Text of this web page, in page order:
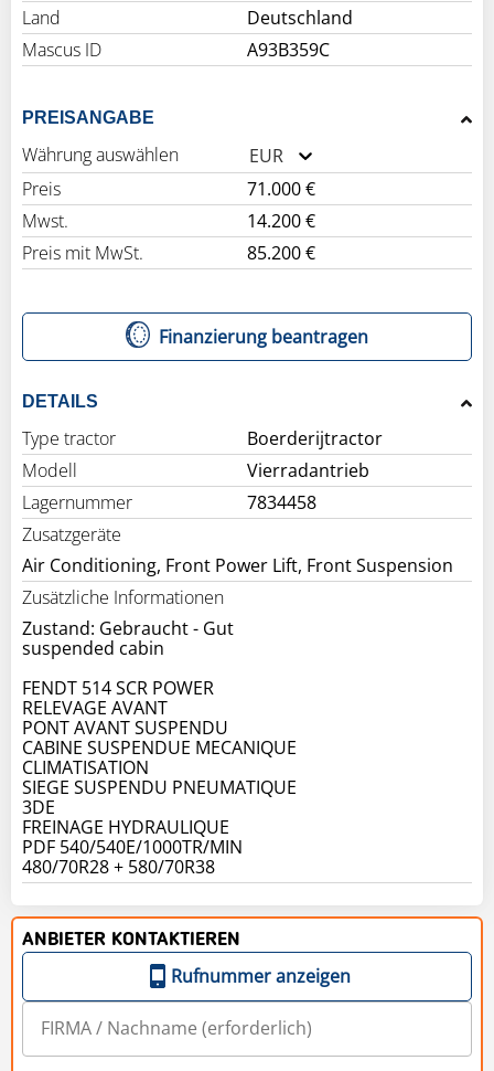
Land
Deutschland
Mascus ID
A93B359C
PREISANGABE
Währung auswählen
EUR
Preis
71.000 €
Mwst.
14.200 €
Preis mit MwSt.
85.200 €
Finanzierung beantragen
DETAILS
Type tractor
Boerderijtractor
Modell
Vierradantrieb
Lagernummer
7834458
Zusatzgeräte
Air Conditioning, Front Power Lift, Front Suspension
Zusätzliche Informationen
Zustand: Gebraucht - Gut
suspended cabin
FENDT 514 SCR POWER
RELEVAGE AVANT
PONT AVANT SUSPENDU
CABINE SUSPENDUE MECANIQUE
CLIMATISATION
SIEGE SUSPENDU PNEUMATIQUE
3DE
FREINAGE HYDRAULIQUE
PDF 540/540E/1000TR/MIN
480/70R28 + 580/70R38
ANBIETER KONTAKTIEREN
Rufnummer anzeigen